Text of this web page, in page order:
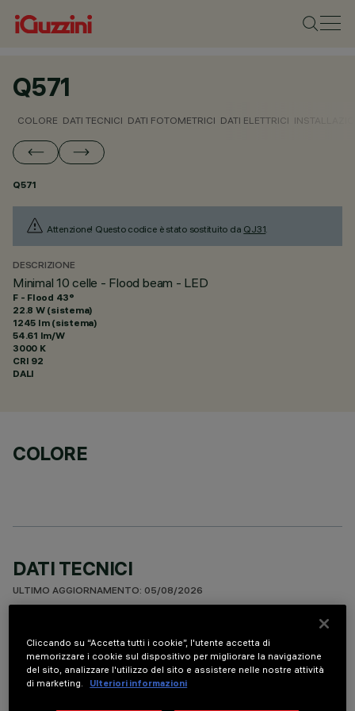
Q571
COLORE DATI TECNICI DATI FOTOMETRICI DATI ELETTRICI
Q571
Attenzione! Questo codice è stato sostituito da QJ31.
DESCRIZIONE
Minimal 10 celle - Flood beam - LED
F - Flood 43°
22.8 W (sistema)
1245 lm (sistema)
54.61 lm/W
3000 K
CRI 92
DALI
COLORE
DATI TECNICI
ULTIMO AGGIORNAMENTO: 05/08/2026
Apparecchio miniaturizzato lineare ad incasso a 10 elementi
ottici per sorgenti LED - ottica fissa. Nonostante le
Cliccando su “Accetta tutti i cookie”, l'utente accetta di
memorizzare i cookie sul dispositivo per migliorare la navigazione
del sito, analizzare l'utilizzo del sito e assistere nelle nostre attività
di marketing.
Ulteriori informazioni